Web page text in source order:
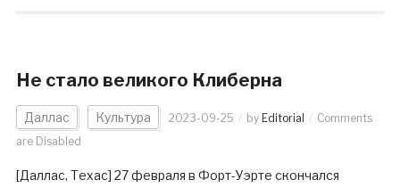
Не стало великого Клиберна
Даллас Культура 2023-09-25 by Editorial
Comments
are Disabled
[Даллас, Техас] 27 февраля в Форт-Уэрте скончался